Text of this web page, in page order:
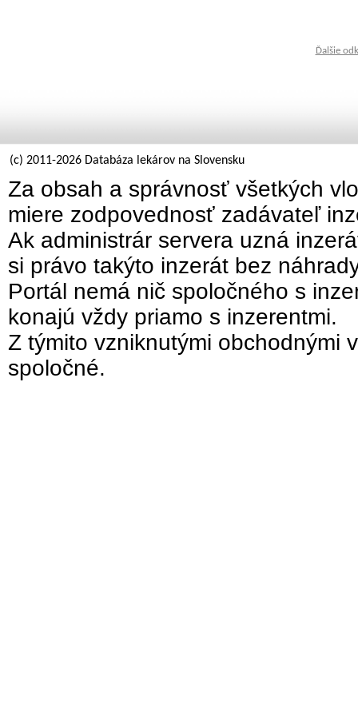
Ďalšie
(c) 2011-2026 Databáza lekárov na Slovensku
Za obsah a správnosť všetkých
miere zodpovednosť zadávateľ
Ak administrár servera uzná
si právo takýto inzerát bez
Portál nemá nič spoločného s
konajú vždy priamo s inzerentmi.
Z týmito vzniknutými obchodnými
spoločné.